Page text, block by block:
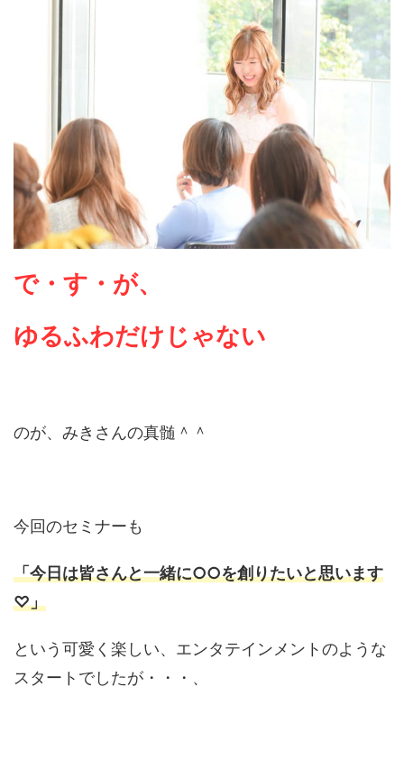
で・す・が、
ゆるふわだけじゃない
のが、みきさんの真髄＾＾
今回のセミナーも
「今日は皆さんと一緒に○○を創りたいと思います
♡」
という可愛く楽しい、エンタテインメントのような
スタートでしたが・・・、